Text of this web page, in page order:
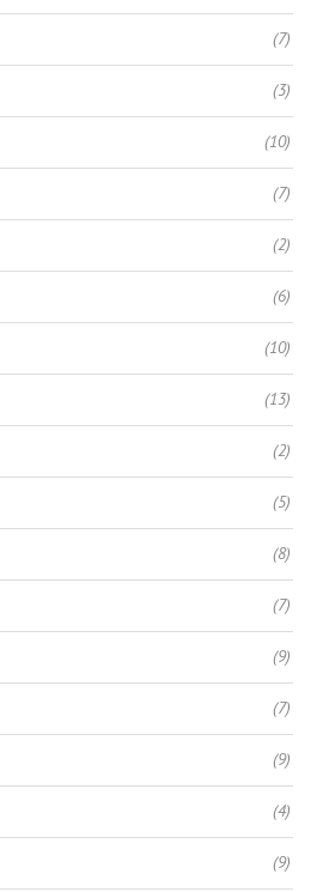
(7)
(3)
(10)
(7)
(2)
(6)
(10)
(13)
(2)
(5)
(8)
(7)
(9)
(7)
(9)
(4)
(9)